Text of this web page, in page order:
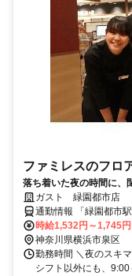
ファミレスのフロ
落ち着いた夜の時間に、
時間～OK 平日だけ・土
整っています◎
ガスト 緑園都市店
通勤情報 「緑園都市
戸塚 / 弥生台 ] からも
勤OK
時給1,532円～1,745円
神奈川県横浜市泉区
勤務時間 ＼夜のスキ
シフト以外にも、